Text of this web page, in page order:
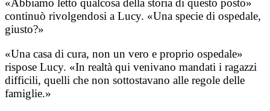
«Abbiamo letto qualcosa della storia di questo posto»
continuò rivolgendosi a Lucy. «Una specie di ospedale,
giusto?»
«Una casa di cura, non un vero e proprio ospedale»
rispose Lucy. «In realtà qui venivano mandati i ragazzi
difficili, quelli che non sottostavano alle regole delle
famiglie.»